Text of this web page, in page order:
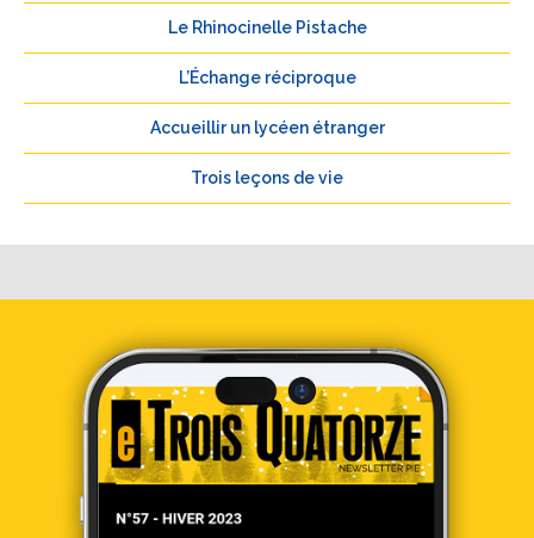
Le Rhinocinelle Pistache
L’Échange réciproque
Accueillir un lycéen étranger
Trois leçons de vie